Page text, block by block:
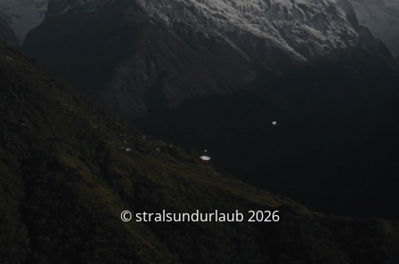
© stralsundurlaub 2026